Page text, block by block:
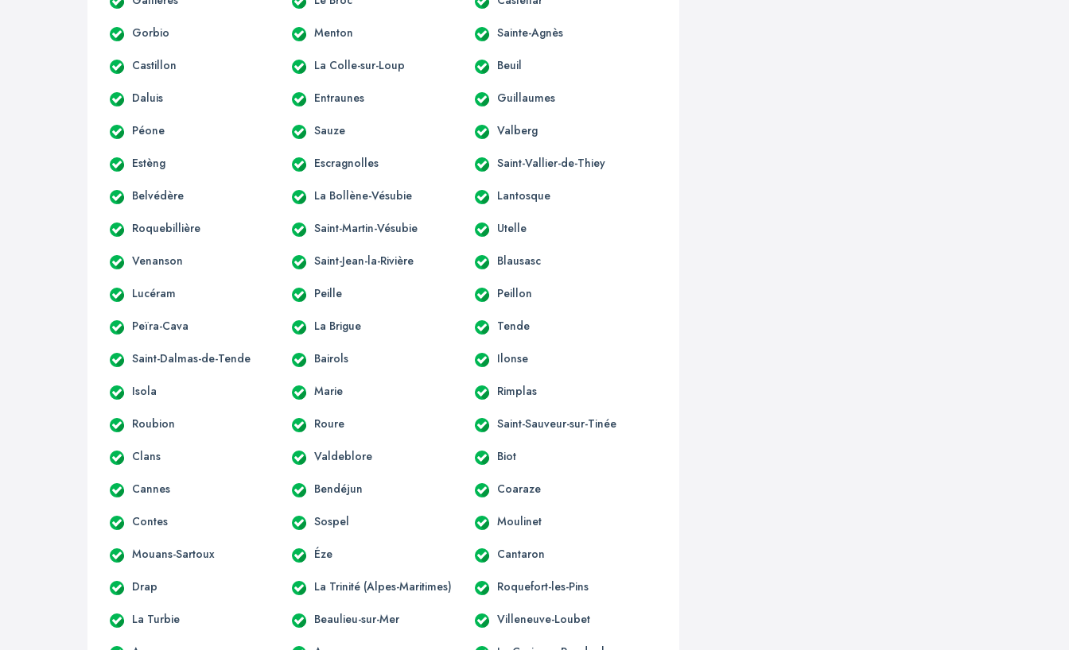
Gorbio Menton Sainte-Agnès
Castillon La Colle-sur-Loup Beuil
Daluis Entraunes Guillaumes
Péone Sauze Valberg
Estèng Escragnolles Saint-Vallier-de-Thiey
Belvédère La Bollène-Vésubie Lantosque
Roquebillière Saint-Martin-Vésubie Utelle
Venanson Saint-Jean-la-Rivière Blausasc
Lucéram Peille Peillon
Peïra-Cava La Brigue Tende
Saint-Dalmas-de-Tende Bairols Ilonse
Isola Marie Rimplas
Roubion Roure Saint-Sauveur-sur-Tinée
Clans Valdeblore Biot
Cannes Bendéjun Coaraze
Contes Sospel Moulinet
Mouans-Sartoux Éze Cantaron
Drap La Trinité (Alpes-Maritimes) Roquefort-les-Pins
La Turbie Beaulieu-sur-Mer Villeneuve-Loubet